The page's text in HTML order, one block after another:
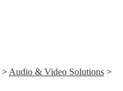
> Audio & Video Solutions >